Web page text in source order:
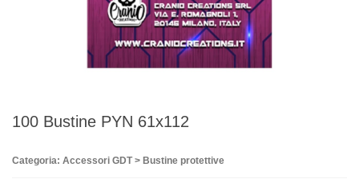
100 Bustine PYN 61x112
Categoria: Accessori GDT > Bustine protettive